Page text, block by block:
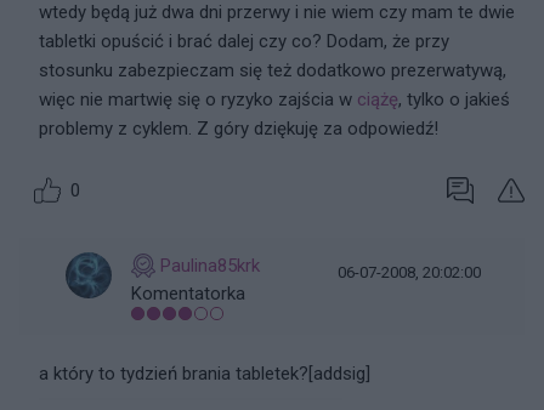
wtedy będą już dwa dni przerwy i nie wiem czy mam te dwie
tabletki opuścić i brać dalej czy co? Dodam, że przy
stosunku zabezpieczam się też dodatkowo prezerwatywą,
więc nie martwię się o ryzyko zajścia w ciążę, tylko o jakieś
problemy z cyklem. Z góry dziękuję za odpowiedź!
0
Paulina85krk
Komentatorka
06-07-2008, 20:02:00
a który to tydzień brania tabletek?[addsig]